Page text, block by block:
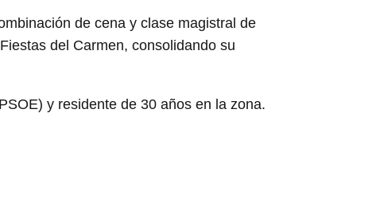
de cena y clase magistral de
del Carmen, consolidando su
y residente de 30 años en la zona.